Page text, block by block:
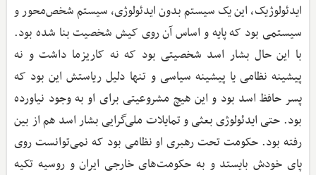
ایدئولوژیک، این یک سیستم بدون ایدئولوژی، سیستم شخص‌محور و
سیستمی بود که پایه و اساس آن روی کیش شخصیت بنا شده بود.
با این حال بشار اسد شخصیتی بود که نه کاریزما داشت و نه
پیشینه نظامی یا پیشینه سیاسی و تنها دلیل ریاستش این بود که
پسر حافظ اسد بود و این هیچ مشروعیتی برای او به وجود نیاورده
بود. حتی ایدئولوژی بعثی و تمایلات ملی‌گرایی بشار اسد هم از بین
رفته بود. حکومت تحت رهبری او نظامی بود که نمی‌توانست روی
پای خودش بایستد و به حکومت‌های خارجی ایران و روسیه تکیه